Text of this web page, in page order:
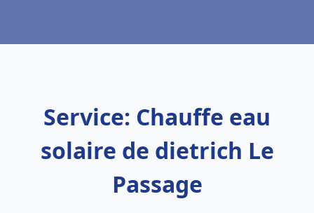
Service: Chauffe eau
solaire de dietrich Le
Passage